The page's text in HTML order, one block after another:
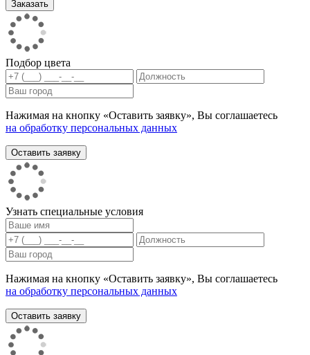
Подбор цвета
Нажимая на кнопку «Оставить заявку», Вы соглашаетесь
на обработку персональных данных
Узнать специальные условия
Нажимая на кнопку «Оставить заявку», Вы соглашаетесь
на обработку персональных данных